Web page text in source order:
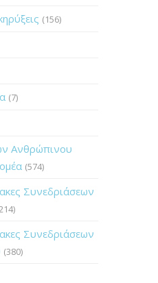
(156)
(7)
Ανθρώπινου
(574)
Συνεδριάσεων
Συνεδριάσεων
(380)